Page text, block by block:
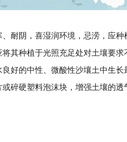
、耐阴，喜湿润环境，忌涝，应
其种植于光照充足处对土壤要求
良好的中性 、微酸性沙壤土中生长
碎硬塑料泡沫块，增强土壤的透